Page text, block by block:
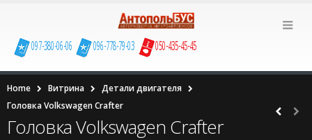
097-380-06-06 096-778-79-03 050-435-45-45
Home Витрина
Детали двигателя
Головка Volkswagen Сrafter
Головка Volkswagen Сrafter